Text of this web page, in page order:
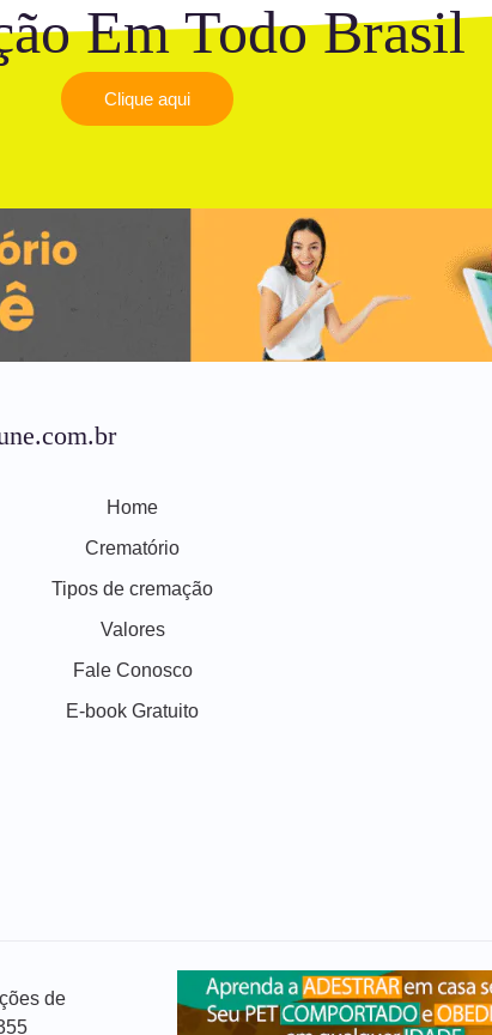
Em Todo Brasil
Clique aqui
Home
Crematório
Tipos de cremação
Valores
Fale Conosco
E-book Gratuito
de